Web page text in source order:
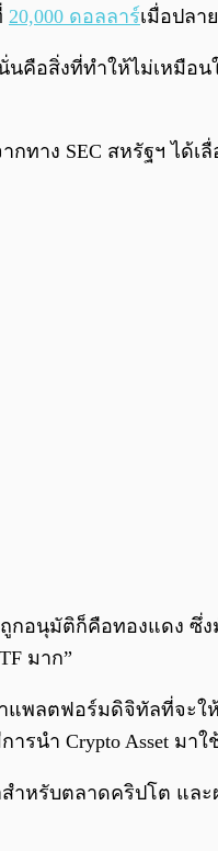
20,000 ดอลลาร์เมื่อปลา
คือสิ่งที่ทำให้ไม่เหมื
ทาง SEC สหรัฐฯ ได้เ
อนุมัติก็คือทองแดง ซึ่
มาก”
พลตฟอร์มดิจิทัลที่จะใ
รนำ Crypto Asset มาใ
สำหรับตลาดคริปโต แ